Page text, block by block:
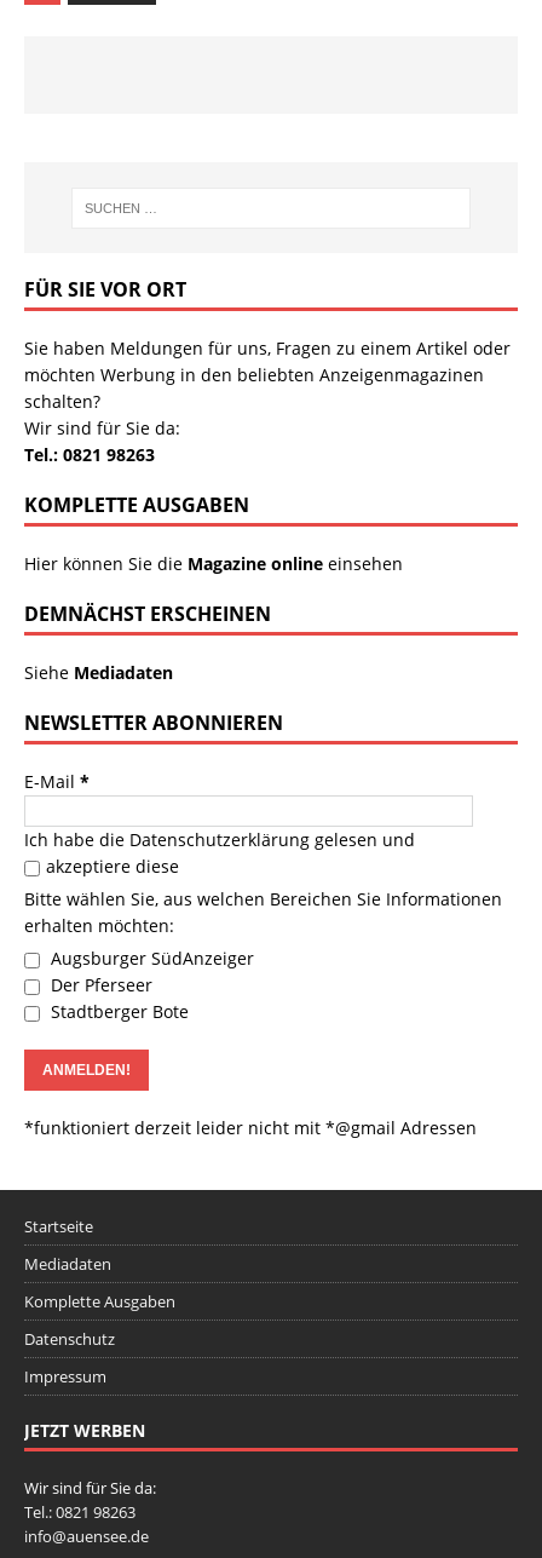
FÜR SIE VOR ORT
Sie haben Meldungen für uns, Fragen zu einem Artikel oder
möchten Werbung in den beliebten Anzeigenmagazinen
schalten?
Wir sind für Sie da:
Tel.: 0821 98263
KOMPLETTE AUSGABEN
Hier können Sie die Magazine online einsehen
DEMNÄCHST ERSCHEINEN
Siehe Mediadaten
NEWSLETTER ABONNIEREN
E-Mail *
Ich habe die Datenschutzerklärung gelesen und
akzeptiere diese
Bitte wählen Sie, aus welchen Bereichen Sie Informationen
erhalten möchten:
Augsburger SüdAnzeiger
Der Pferseer
Stadtberger Bote
*funktioniert derzeit leider nicht mit *@gmail Adressen
Startseite
Mediadaten
Komplette Ausgaben
Datenschutz
Impressum
JETZT WERBEN
Wir sind für Sie da:
Tel.: 0821 98263
info@auensee.de